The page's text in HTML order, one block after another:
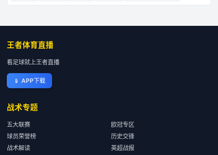
王者体育直播
看足球就上王者直播
📱 APP下载
战术专题
五大联赛
欧冠专区
球员荣誉榜
历史交锋
战术解读
英超战报